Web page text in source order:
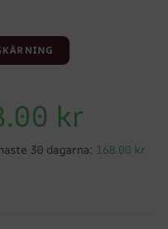
kr
30 dagarna: 168.00 kr